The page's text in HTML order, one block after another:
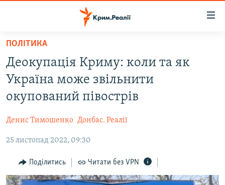
Перейти
основного
матеріалу
Перейти
до
основної
Перейти
пошуку
ВОДА.КРИМ
ВІДЕО ТА ФОТО
БЛОГИ
ПОГЛЯД
ІНТЕРВ'Ю
ВСЕ ЗА ДЕНЬ
ПОЛІТИКА
Деокупація Криму: коли та як
Україна може звільнити
окупований півострів
Денис Тимошенко Донбас. Реалії
25 листопад 2022, 09:30
Поділитись Читати без VPN